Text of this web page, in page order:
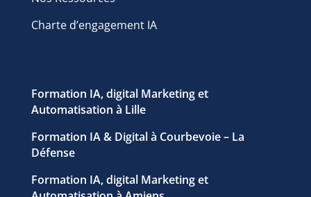
Formation en Elearning
Formation IA, digital Marketing et